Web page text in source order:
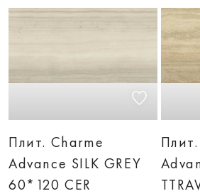
Плит. Charme
Advance SILK GREY
60*120 CER